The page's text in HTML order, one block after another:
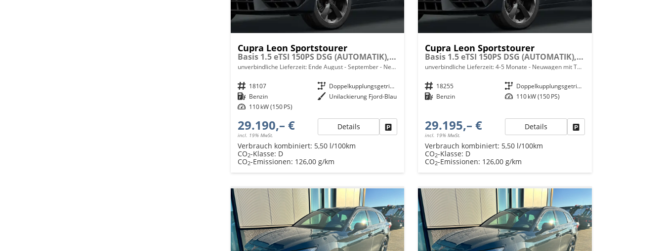
Cupra Leon Sportstourer
Basis 1.5 eTSI 150PS DSG (AUTOMATIK), Fjord-Blau, 18" Alu Garbi, Sitzheizung, M-Lederlenkrad beheizt, Parksensoren vorne und hinten, Adaptiver Tempomat, 3-Zonen-Climatronic, Radio 12,9" + Full Link (Navi-Funktion über Smartphone), Elektr. Heckklappe
unverbindliche Lieferzeit: Ende August - September Neuwagen mit Tageszulassung
Fahrzeugnr. 18107 Getriebe
Doppelkupplungsgetriebe (DSG)
Kraftstoff Benzin Außenfarbe Unilackierung Fjord-Blau
Leistung 110 kW (150 PS)
29.190,– €
incl. 19% MwSt.
Details Fahrzeug parken
Verbrauch kombiniert: 5,50 l/100km
CO2-Klasse: D
CO2-Emissionen: 126,00 g/km
Cupra Leon Sportstourer
Basis 1.5 eTSI 150PS DSG (AUTOMATIK), 18" Alu Garbi, Sitzheizung, M-Lederlenkrad beheizt, Parksensoren vorne und hinten, Adaptiver Tempomat, 3-Zonen-Climatronic, Radio 12,9" + Full Link (Navi-Funktion über Smartphone), Elektr. Heckklappe
unverbindliche Lieferzeit: 4-5 Monate Neuwagen mit Tageszulassung
Fahrzeugnr. 18255 Getriebe
Doppelkupplungsgetriebe (DSG)
Kraftstoff Benzin Leistung 110 kW (150 PS)
29.195,– €
incl. 19% MwSt.
Details Fahrzeug parken
Verbrauch kombiniert: 5,50 l/100km
CO2-Klasse: D
CO2-Emissionen: 126,00 g/km